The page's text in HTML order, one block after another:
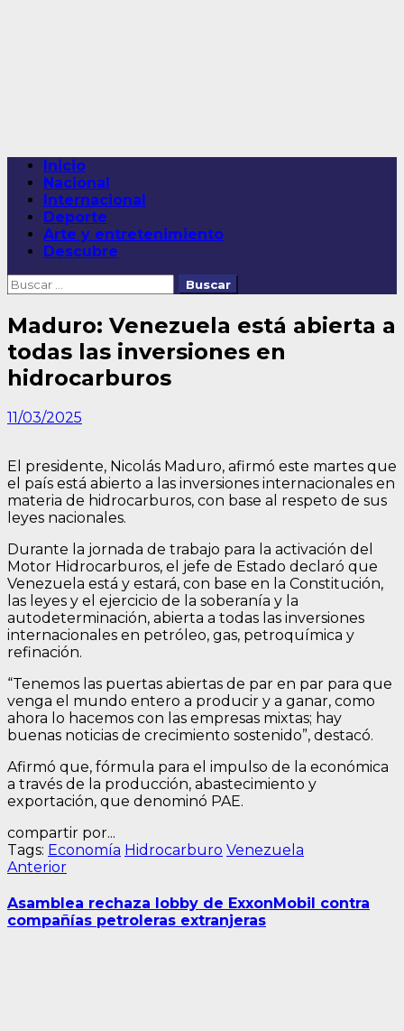
Menú
principal
Inicio
Nacional
Internacional
Deporte
Arte y entretenimiento
Descubre
Buscar:
Maduro: Venezuela está abierta a
todas las inversiones en
hidrocarburos
11/03/2025
El presidente, Nicolás Maduro, afirmó este martes que
el país está abierto a las inversiones internacionales en
materia de hidrocarburos, con base al respeto de sus
leyes nacionales.
Durante la jornada de trabajo para la activación del
Motor Hidrocarburos, el jefe de Estado declaró que
Venezuela está y estará, con base en la Constitución,
las leyes y el ejercicio de la soberanía y la
autodeterminación, abierta a todas las inversiones
internacionales en petróleo, gas, petroquímica y
refinación.
“Tenemos las puertas abiertas de par en par para que
venga el mundo entero a producir y a ganar, como
ahora lo hacemos con las empresas mixtas; hay
buenas noticias de crecimiento sostenido”, destacó.
Afirmó que, fórmula para el impulso de la económica
a través de la producción, abastecimiento y
exportación, que denominó PAE.
compartir por...
Tags: Economía Hidrocarburo Venezuela
Navegación
de
entradas
AnteriorEntrada
Asamblea rechaza lobby de ExxonMobil contra
compañías petroleras extranjeras